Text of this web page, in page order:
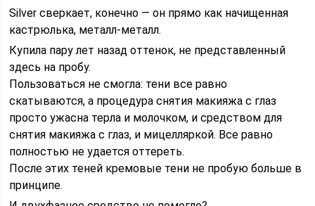
Silver сверкает, конечно — он прямо как начищенная
кастрюлька, металл-металл.
Купила пару лет назад оттенок, не представленный
здесь на пробу.
Пользоваться не смогла: тени все равно
скатываются, а процедура снятия макияжа с глаз
просто ужасна терла и молочком, и средством для
снятия макияжа с глаз, и мицелляркой. Все равно
полностью не удается оттереть.
После этих теней кремовые тени не пробую больше в
принципе.